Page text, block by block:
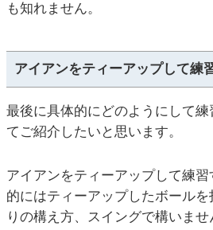
も知れません。
アイアンをティーアップして練
最後に具体的にどのようにして
てご紹介したいと思います。
アイアンをティーアップして練
的にはティーアップしたボール
りの構え方、スイングで構いませ